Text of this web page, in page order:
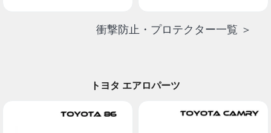
衝撃防止・プロテクター一覧 ＞
トヨタ エアロパーツ